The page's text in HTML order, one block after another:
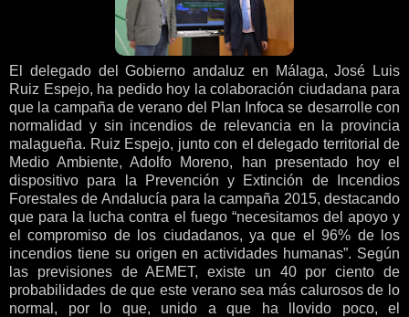
El delegado del Gobierno andaluz en Málaga, José Luis
Ruiz Espejo, ha pedido hoy la colaboración ciudadana para
que la campaña de verano del Plan Infoca se desarrolle con
normalidad y sin incendios de relevancia en la provincia
malagueña. Ruiz Espejo, junto con el delegado territorial de
Medio Ambiente, Adolfo Moreno, han presentado hoy el
dispositivo para la Prevención y Extinción de Incendios
Forestales de Andalucía para la campaña 2015, destacando
que para la lucha contra el fuego “necesitamos del apoyo y
el compromiso de los ciudadanos, ya que el 96% de los
incendios tiene su origen en actividades humanas”. Según
las previsiones de AEMET, existe un 40 por ciento de
probabilidades de que este verano sea más calurosos de lo
normal, por lo que, unido a que ha llovido poco, el